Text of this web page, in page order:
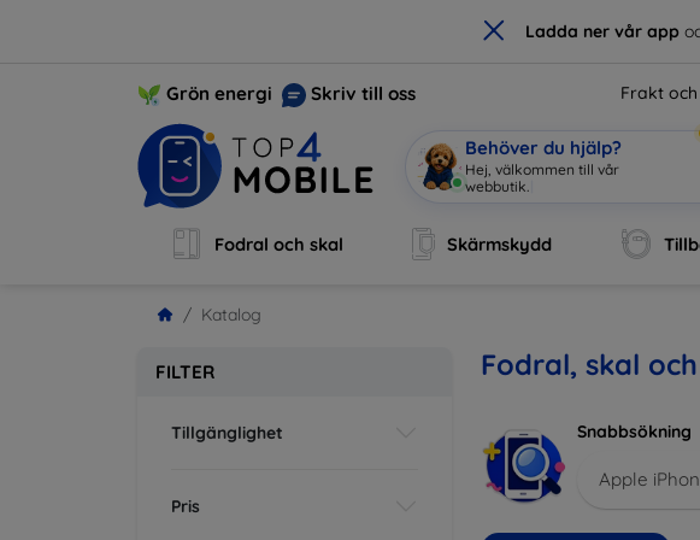
× Ladda ner vår app
Grön energi Skriv till oss Frakt
Behöver du hjälp?
Jag ä|
Fodral och skal Skärmskydd
Katalog
FILTER
Tillgänglighet
Pris
Fodral, skal
Snabbsökning
Apple